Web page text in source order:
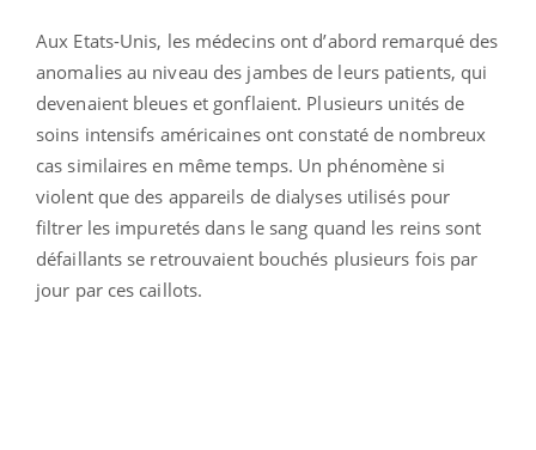
Aux Etats-Unis, les médecins ont d’abord remarqué des
anomalies au niveau des jambes de leurs patients, qui
devenaient bleues et gonflaient. Plusieurs unités de
soins intensifs américaines ont constaté de nombreux
cas similaires en même temps. Un phénomène si
violent que des appareils de dialyses utilisés pour
filtrer les impuretés dans le sang quand les reins sont
défaillants se retrouvaient bouchés plusieurs fois par
jour par ces caillots.